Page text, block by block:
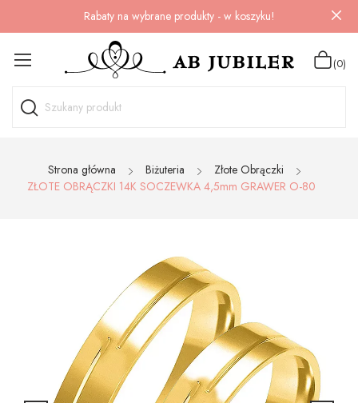
Rabaty na wybrane produkty - w koszyku!
(0)
Strona główna Biżuteria
Złote Obrączki
ZŁOTE OBRĄCZKI 14K SOCZEWKA 4,5mm GRAWER O-80